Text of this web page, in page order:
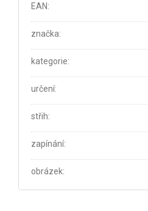
EAN:
značka:
kategorie:
určení:
střih:
zapínání:
obrázek: